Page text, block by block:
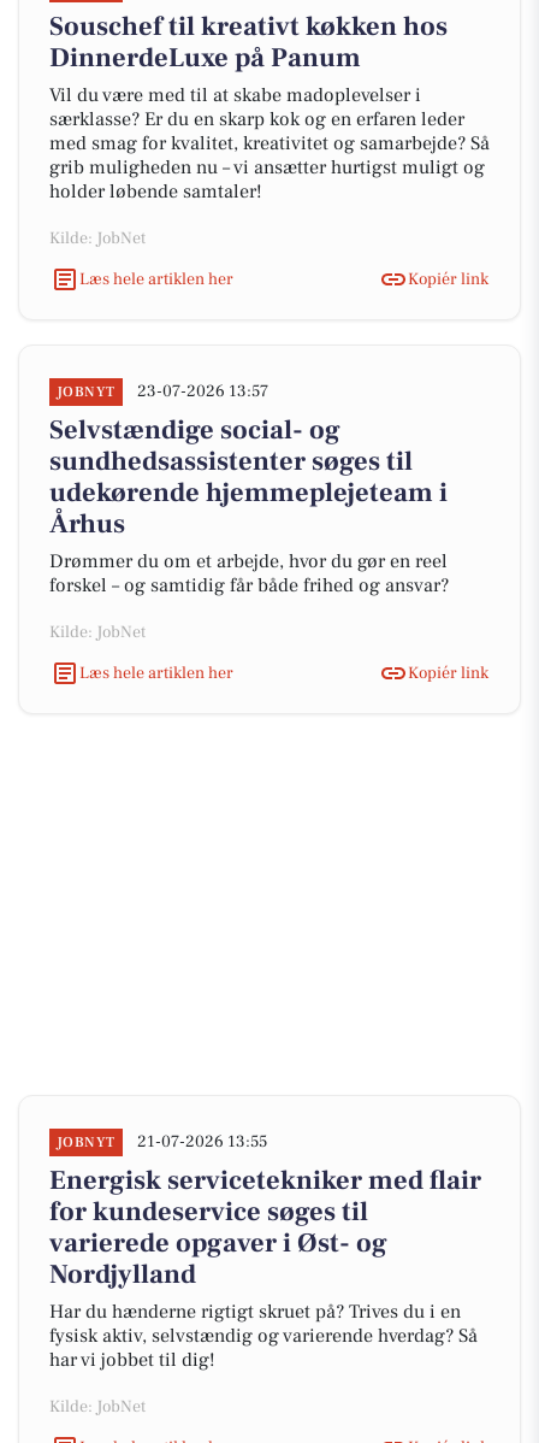
Souschef til kreativt køkken hos
DinnerdeLuxe på Panum
Vil du være med til at skabe madoplevelser i
særklasse? Er du en skarp kok og en erfaren leder
med smag for kvalitet, kreativitet og samarbejde? Så
grib muligheden nu – vi ansætter hurtigst muligt og
holder løbende samtaler!
Kilde: JobNet
Læs hele artiklen her
Kopiér link
JOBNYT 23-07-2026 13:57
Selvstændige social- og
sundhedsassistenter søges til
udekørende hjemmeplejeteam i
Århus
Drømmer du om et arbejde, hvor du gør en reel
forskel – og samtidig får både frihed og ansvar?
Kilde: JobNet
Læs hele artiklen her
Kopiér link
JOBNYT 21-07-2026 13:55
Energisk servicetekniker med flair
for kundeservice søges til
varierede opgaver i Øst- og
Nordjylland
Har du hænderne rigtigt skruet på? Trives du i en
fysisk aktiv, selvstændig og varierende hverdag? Så
har vi jobbet til dig!
Kilde: JobNet